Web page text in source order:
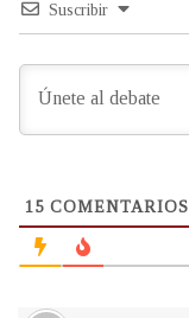
Suscribir
15 COMENTARIOS